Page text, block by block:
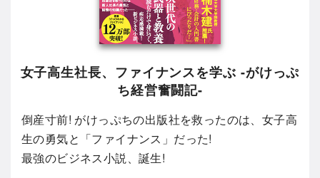
女子高生社長、ファイナンスを学ぶ -がけっぷ
ち経営奮闘記-
倒産寸前! がけっぷちの出版社を救ったのは、女子高
生の勇気と「ファイナンス」だった!
最強のビジネス小説、誕生!